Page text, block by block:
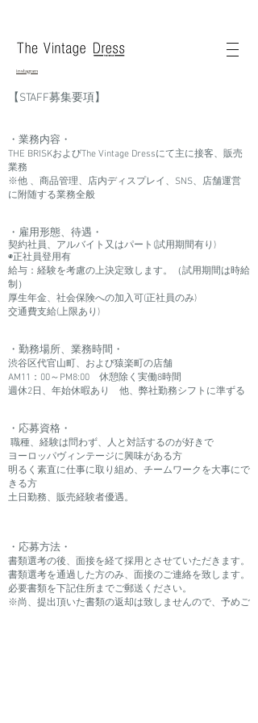
instagram
【STAFF募集要項】
・業務内容・
THE BRISKおよびThe Vintage Dressにて主に接客、販売
業務
※他 、商品管理、店内ディスプレイ、SNS、店舗運営
に附随する業務全般
・雇用形態、待遇・
契約社員、アルバイト又はパート(試用期間有り)
◉正社員登用有
給与：経験を考慮の上決定致します。（試用期間は時給
制）
厚生年金、社会保険への加入可(正社員のみ)
交通費支給(上限あり)​
・勤務場所、業務時間・
渋谷区代官山町、および猿楽町の店舗
AM11：00～PM8:00 休憩除く実働8時間
週休2日、年始休暇あり 他、弊社勤務シフトに準ずる
・応募資格・
職種、経験は問わず、人と対話するのが好きで
ヨーロッパヴィンテージに興味がある方
明るく素直に仕事に取り組め、チームワークを大事にで
きる方
土日勤務、販売経験者優遇。
・応募方法・
書類選考の後、面接を経て採用とさせていただきます。
書類選考を通過した方のみ、面接のご連絡を致します。
必要書類を下記住所までご郵送ください。
※尚、提出頂いた書類の返却は致しませんので、予めご